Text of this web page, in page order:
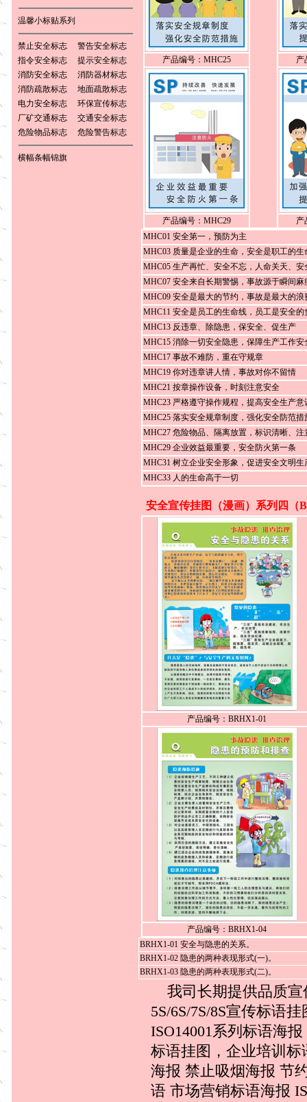
温馨小标贴系列
禁止安全标志
警告安全标志
指令安全标志
提示安全标志
消防安全标志
消防器材标志
消防疏散标志
地面疏散标志
电力安全标志
环保宣传标志
厂矿交通标志
交通安全标志
危险物品标志
危险警告标志
横幅条幅锦旗
产品编号：MHC25 产
产品编号：MHC29
产
MHC01 安全第一，预防为主
MHC03 质量是企业的生命，安全是职工的生
MHC05 生产再忙、安全不忘，人命关天、安
MHC07 安全来自长期警惕，事故源于瞬间麻
MHC09 安全是最大的节约，事故是最大的浪
MHC11 安全是员工的生命线，员工是安全的
MHC13 反违章、除隐患，保安全、促生产
MHC15 消除一切安全隐患，保障生产工作安
MHC17 事故不难防，重在守规章
MHC19 你对违章讲人情，事故对你不留情
MHC21 按章操作设备，时刻注意安全
MHC23 严格遵守操作规程，提高安全生产意
MHC25 落实安全规章制度，强化安全防范措
MHC27 危险物品、隔离放置，标识清晰、注
MHC29 企业效益最重要，安全防火第一条
MHC31 树立企业安全形象，促进安全文明生
MHC33 人的生命高于一切
安全宣传挂图（漫画）系列四（
产品编号：BRHX1-01
产品编号：BRHX1-04
BRHX1-01 安全与隐患的关系。
BRHX1-02 隐患的两种表现形式(一)。
BRHX1-03 隐患的两种表现形式(二)。
我司长期提供品质宣
5S/6S/7S/8S宣传标语
ISO14001系列标语海
标语挂图，企业培训
海报 禁止吸烟海报 节
语 市场营销标语海报